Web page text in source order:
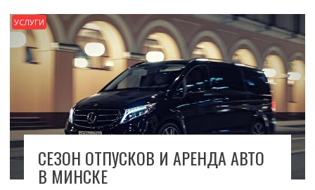
УСЛУГИ
СЕЗОН ОТПУСКОВ И АРЕНДА АВТО
В МИНСКЕ